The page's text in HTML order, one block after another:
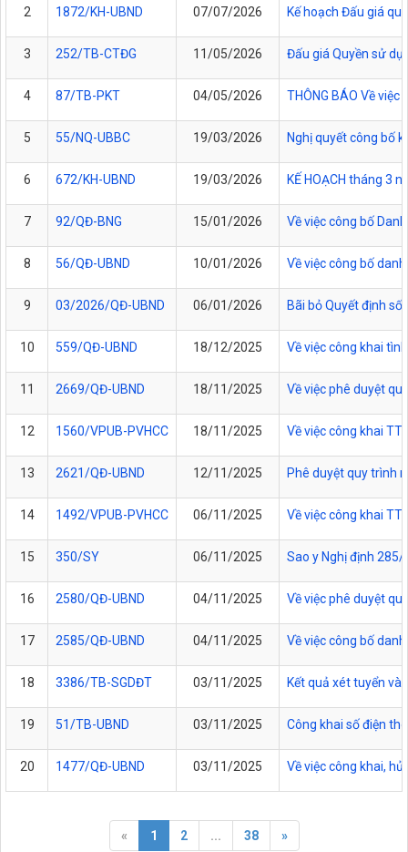
2 1872/KH-UBND 07/07/2026 Kế hoạch Đấu giá
3 252/TB-CTĐG 11/05/2026 Đấu giá Quyền sử
4 87/TB-PKT 04/05/2026 THÔNG BÁO Về
5 55/NQ-UBBC 19/03/2026 Nghị quyết công bố
6 672/KH-UBND 19/03/2026 KẾ HOẠCH tháng 3
7 92/QĐ-BNG 15/01/2026 Về việc công bố
8 56/QĐ-UBND 10/01/2026 Về việc công bố
9 03/2026/QĐ-UBND 06/01/2026 Bãi bỏ Quyết định
10 559/QĐ-UBND 18/12/2025 Về việc công khai
11 2669/QĐ-UBND 18/11/2025 Về việc phê duyệt
12 1560/VPUB-PVHCC 18/11/2025 Về việc công khai
13 2621/QĐ-UBND 12/11/2025 Phê duyệt quy trình
14 1492/VPUB-PVHCC 06/11/2025 Về việc công khai
15 350/SY 06/11/2025 Sao y Nghị định
16 2580/QĐ-UBND 04/11/2025 Về việc phê duyệt
17 2585/QĐ-UBND 04/11/2025 Về việc công bố
18 3386/TB-SGDĐT 03/11/2025 Kết quả xét tuyển
19 51/TB-UBND 03/11/2025 Công khai số điện
20 1477/QĐ-UBND 03/11/2025 Về việc công khai,
« 1 2 ... 38 »